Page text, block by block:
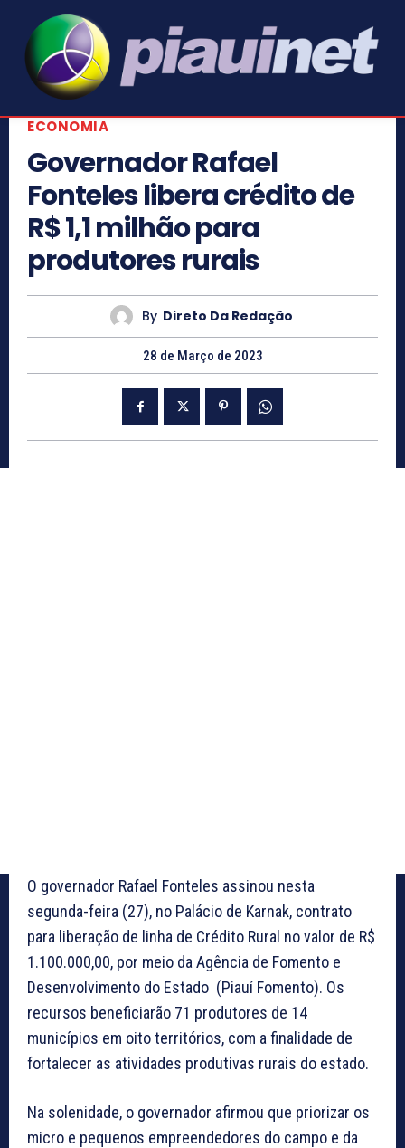
ECONOMIA
Governador Rafael
Fonteles libera crédito de
R$ 1,1 milhão para
produtores rurais
By Direto Da Redação
28 de Março de 2023
O governador Rafael Fonteles assinou nesta
segunda-feira (27), no Palácio de Karnak, contrato
para liberação de linha de Crédito Rural no valor de R$
1.100.000,00, por meio da Agência de Fomento e
Desenvolvimento do Estado (Piauí Fomento). Os
recursos beneficiarão 71 produtores de 14
municípios em oito territórios, com a finalidade de
fortalecer as atividades produtivas rurais do estado.
Na solenidade, o governador afirmou que priorizar os
micro e pequenos empreendedores do campo e da